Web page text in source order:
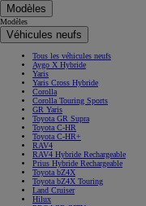
Modèles
Modèles
Véhicules neufs
Tous les véhicules neufs
Aygo X Hybride
Yaris
Yaris Cross Hybride
Corolla
Corolla Touring Sports
GR Yaris
Toyota GR Supra
Toyota C-HR
Toyota C-HR+
RAV4
RAV4 Hybride Rechargeable
Prius Hybride Rechargeable
Toyota bZ4X
Toyota bZ4X Touring
Land Cruiser
Hilux